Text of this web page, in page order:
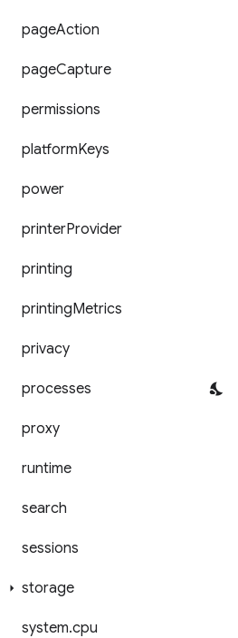
pageAction
pageCapture
permissions
platformKeys
power
printerProvider
printing
printingMetrics
privacy
processes
proxy
runtime
search
sessions
storage
system.cpu